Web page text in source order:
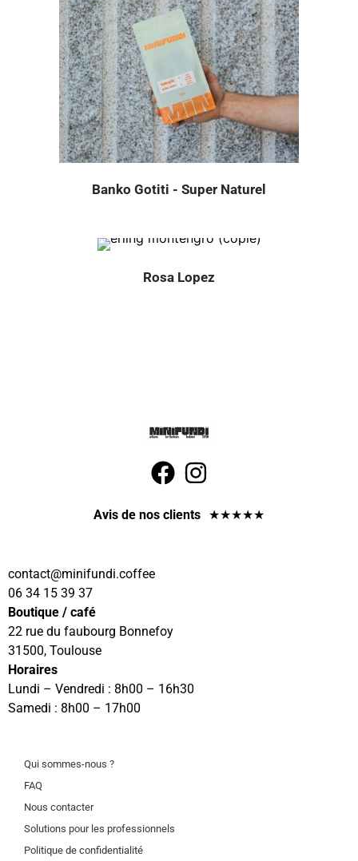
Banko Gotiti - Super Naturel
Rosa Lopez
Avis de nos clients ★★★★★
eeffoc.idnufinim
@tcatnoc
06 34 15 39 37
Boutique / café
22 rue du faubourg Bonnefoy
31500, Toulouse
Horaires
Lundi – Vendredi : 8h00 – 16h30
Samedi : 8h00 – 17h00
Qui sommes-nous ?
FAQ
Nous contacter
Solutions pour les professionnels
Politique de confidentialité